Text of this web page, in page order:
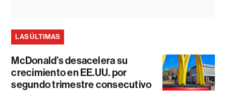
LAS ÚLTIMAS
McDonald’s desacelera su
crecimiento en EE.UU. por
segundo trimestre consecutivo